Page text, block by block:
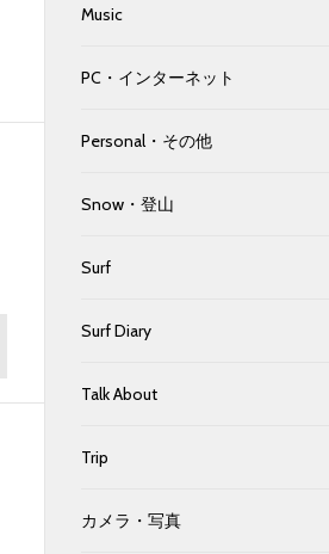
Music
PC・インターネット
Personal・その他
Snow・登山
Surf
Surf Diary
Talk About
Trip
カメラ・写真